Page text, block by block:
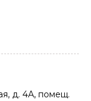
д. 4А, помещ.